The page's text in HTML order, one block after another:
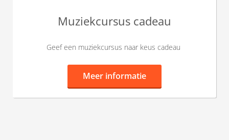
Muziekcursus cadeau
Geef een muziekcursus naar keus cadeau
Meer informatie